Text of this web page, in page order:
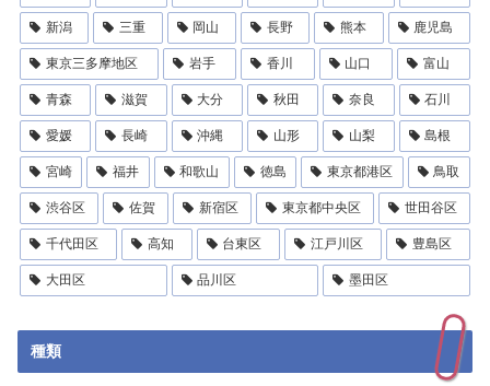
新潟 三重 岡山 長野 熊本 鹿児島
東京三多摩地区 岩手 香川 山口 富山
青森 滋賀 大分 秋田 奈良 石川
愛媛 長崎 沖縄 山形 山梨 島根
宮崎 福井 和歌山 徳島 東京都港区 鳥取
渋谷区 佐賀 新宿区 東京都中央区 世田谷区
千代田区 高知 台東区 江戸川区 豊島区
大田区 品川区 墨田区
種類